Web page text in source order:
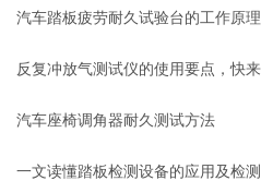
汽车踏板疲劳耐久试验台的工作原理
及应用
反复冲放气测试仪的使用要点，快来
了解一下吧！
汽车座椅调角器耐久测试方法
一文读懂踏板检测设备的应用及检测